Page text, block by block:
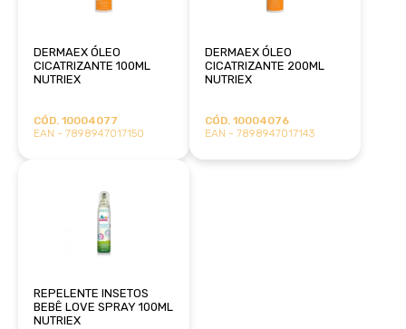
DERMAEX ÓLEO
CICATRIZANTE 100ML
NUTRIEX
CÓD. 10004077
EAN - 7898947017150
DERMAEX ÓLEO
CICATRIZANTE 200ML
NUTRIEX
CÓD. 10004076
EAN - 7898947017143
REPELENTE INSETOS
BEBÊ LOVE SPRAY 100ML
NUTRIEX